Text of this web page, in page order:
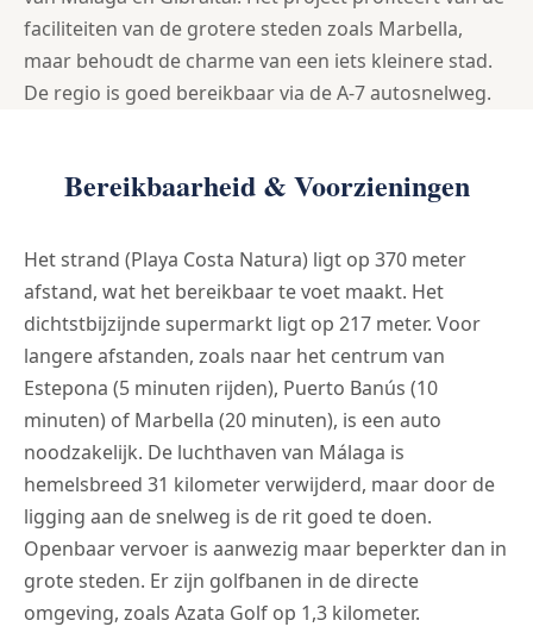
faciliteiten van de grotere steden zoals Marbella,
maar behoudt de charme van een iets kleinere stad.
De regio is goed bereikbaar via de A-7 autosnelweg.
Bereikbaarheid & Voorzieningen
Het strand (Playa Costa Natura) ligt op 370 meter
afstand, wat het bereikbaar te voet maakt. Het
dichtstbijzijnde supermarkt ligt op 217 meter. Voor
langere afstanden, zoals naar het centrum van
Estepona (5 minuten rijden), Puerto Banús (10
minuten) of Marbella (20 minuten), is een auto
noodzakelijk. De luchthaven van Málaga is
hemelsbreed 31 kilometer verwijderd, maar door de
ligging aan de snelweg is de rit goed te doen.
Openbaar vervoer is aanwezig maar beperkter dan in
grote steden. Er zijn golfbanen in de directe
omgeving, zoals Azata Golf op 1,3 kilometer.